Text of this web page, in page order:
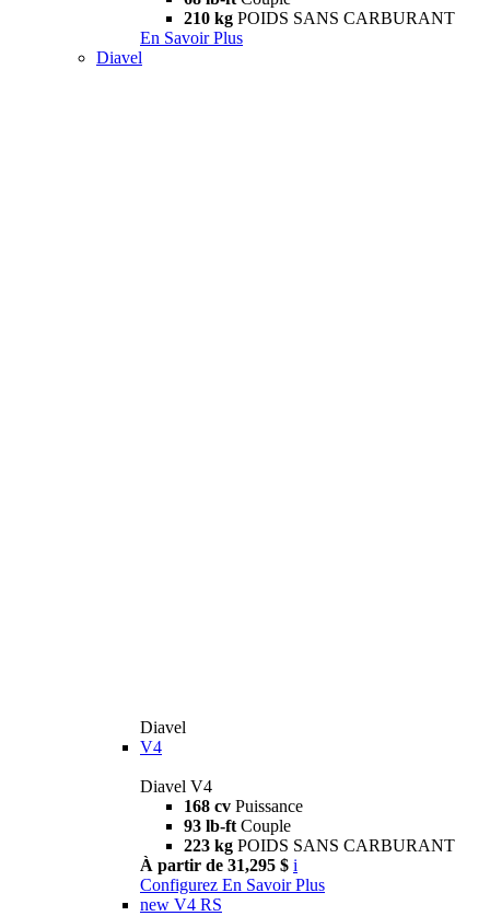
210 kg POIDS SANS CARBURANT
En Savoir Plus
Diavel
Diavel
V4
Diavel V4
168 cv Puissance
93 lb-ft Couple
223 kg POIDS SANS CARBURANT
À partir de 31,295 $ i
Configurez En Savoir Plus
new V4 RS